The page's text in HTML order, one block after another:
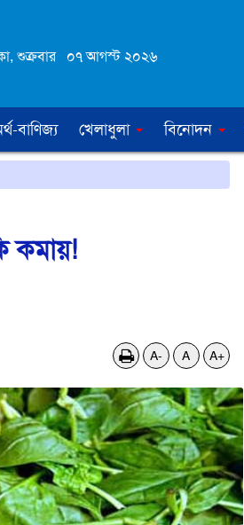
শুক্রবার ০৭ আগস্ট ২০২৬
বাণিজ্য খেলাধুলা বিনোদন
কমায়!
A- A A+